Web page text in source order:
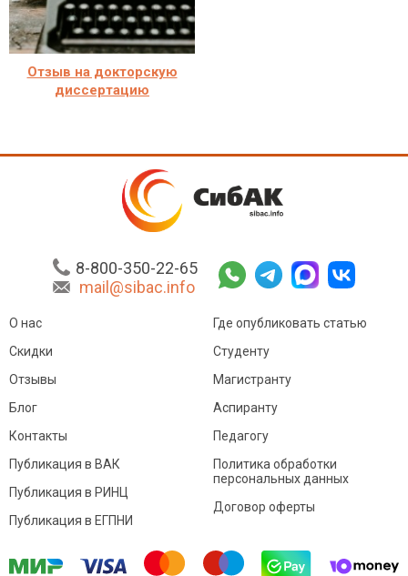
Отзыв на докторскую
диссертацию
8-800-350-22-65
mail@sibac.info
О нас
Скидки
Отзывы
Блог
Контакты
Где опубликовать статью
Студенту
Магистранту
Аспиранту
Педагогу
Публикация в ВАК
Публикация в РИНЦ
Публикация в ЕГПНИ
Политика обработки
персональных данных
Договор оферты